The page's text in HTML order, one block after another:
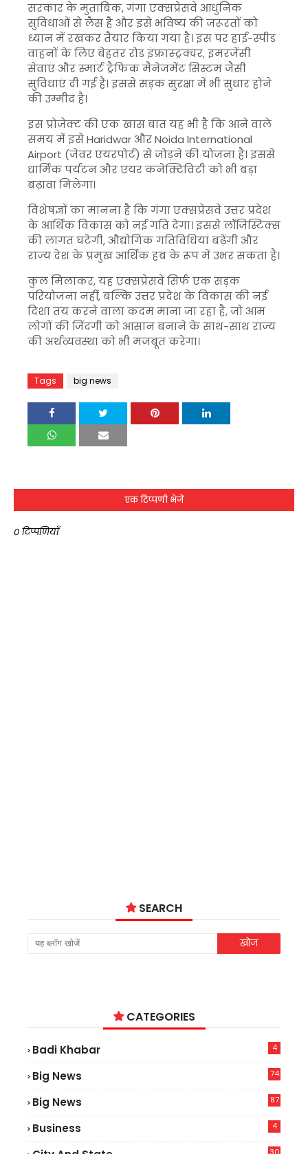
सरकार के मुताबिक, गंगा एक्सप्रेसवे आधुनिक
सुविधाओं से लैस है और इसे भविष्य की जरूरतों को
ध्यान में रखकर तैयार किया गया है। इस पर हाई-स्पीड
वाहनों के लिए बेहतर रोड इंफ्रास्ट्रक्चर, इमरजेंसी
सेवाएं और स्मार्ट ट्रैफिक मैनेजमेंट सिस्टम जैसी
सुविधाएं दी गई हैं। इससे सड़क सुरक्षा में भी सुधार होने
की उम्मीद है।
इस प्रोजेक्ट की एक खास बात यह भी है कि आने वाले
समय में इसेHaridwar औरNoida International
Airport (जेवर एयरपोर्ट) से जोड़ने की योजना है। इससे
धार्मिक पर्यटन और एयर कनेक्टिविटी को भी बड़ा
बढ़ावा मिलेगा।
विशेषज्ञों का मानना है कि गंगा एक्सप्रेसवे उत्तर प्रदेश
के आर्थिक विकास को नई गति देगा। इससे लॉजिस्टिक्स
की लागत घटेगी, औद्योगिक गतिविधियां बढ़ेंगी और
राज्य देश के प्रमुख आर्थिक हब के रूप में उभर सकता है।
कुल मिलाकर, यह एक्सप्रेसवे सिर्फ एक सड़क
परियोजना नहीं, बल्कि उत्तर प्रदेश के विकास की नई
दिशा तय करने वाला कदम माना जा रहा है, जो आम
लोगों की जिंदगी को आसान बनाने के साथ-साथ राज्य
की अर्थव्यवस्था को भी मजबूत करेगा।
Tags big news
एक टिप्पणी भेजें
0 टिप्पणियाँ
SEARCH
CATEGORIES
Badi Khabar 4
Big News
74
Big News
87
Business 4